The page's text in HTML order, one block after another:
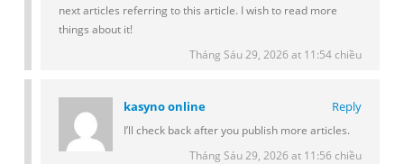
next articles referring to this article. I wish to read more
things about it!
Tháng Sáu 29, 2026 at 11:54 chiều
kasyno online Reply
I’ll check back after you publish more articles.
Tháng Sáu 29, 2026 at 11:56 chiều